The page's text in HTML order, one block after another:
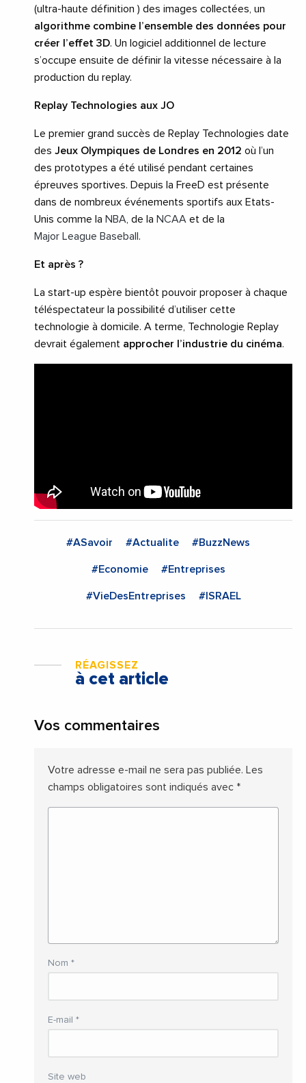
(ultra-haute définition ) des images collectées, un
algorithme combine l’ensemble des données pour
créer l’effet 3D. Un logiciel additionnel de lecture
s’occupe ensuite de définir la vitesse nécessaire à la
production du replay.
Replay Technologies aux JO
Le premier grand succès de Replay Technologies date
des Jeux Olympiques de Londres en 2012 où l’un
des prototypes a été utilisé pendant certaines
épreuves sportives. Depuis la FreeD est présente
dans de nombreux événements sportifs aux Etats-
Unis comme la NBA , de la NCAA et de la
Major League Baseball .
Et après ?
La start-up espère bientôt pouvoir proposer à chaque
téléspectateur la possibilité d’utiliser cette
technologie à domicile. A terme, Technologie Replay
devrait également approcher l’industrie du cinéma.
#ASavoir #Actualite #BuzzNews
#Economie #Entreprises
#VieDesEntreprises #ISRAEL
RÉAGISSEZ
à cet article
Vos commentaires
Votre adresse e-mail ne sera pas publiée. Les
champs obligatoires sont indiqués avec *
Nom *
E-mail *
Site web